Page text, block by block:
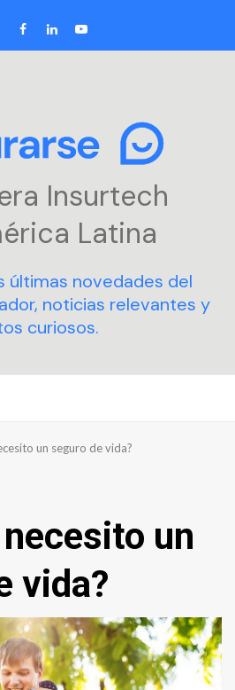
FACEBOOK
LINKEDIN
YOUTUBE
Insurtech
Latina
últimas novedades del
noticias relevantes y
curiosos.
un seguro de vida?
un
vida?